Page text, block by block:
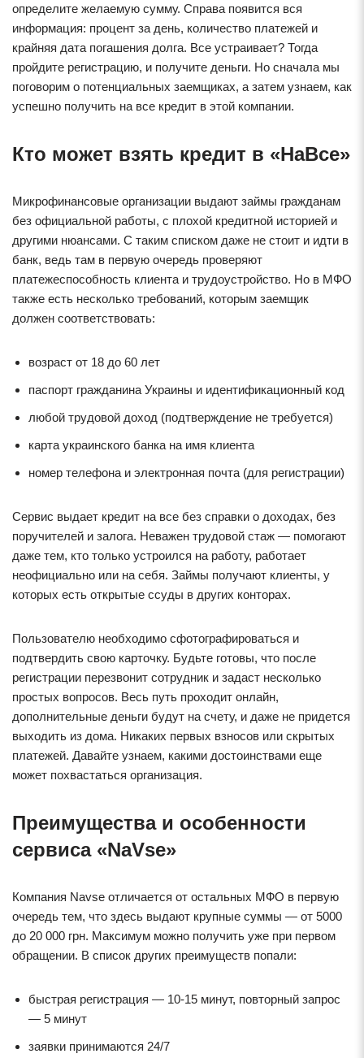
определите желаемую сумму. Справа появится вся
информация: процент за день, количество платежей и
крайняя дата погашения долга. Все устраивает? Тогда
пройдите регистрацию, и получите деньги. Но сначала мы
поговорим о потенциальных заемщиках, а затем узнаем, как
успешно получить на все кредит в этой компании.
Кто может взять кредит в «НаВсе»
Микрофинансовые организации выдают займы гражданам
без официальной работы, с плохой кредитной историей и
другими нюансами. С таким списком даже не стоит и идти в
банк, ведь там в первую очередь проверяют
платежеспособность клиента и трудоустройство. Но в МФО
также есть несколько требований, которым заемщик
должен соответствовать:
возраст от 18 до 60 лет
паспорт гражданина Украины и идентификационный код
любой трудовой доход (подтверждение не требуется)
карта украинского банка на имя клиента
номер телефона и электронная почта (для регистрации)
Сервис выдает кредит на все без справки о доходах, без
поручителей и залога. Неважен трудовой стаж — помогают
даже тем, кто только устроился на работу, работает
неофициально или на себя. Займы получают клиенты, у
которых есть открытые ссуды в других конторах.
Пользователю необходимо сфотографироваться и
подтвердить свою карточку. Будьте готовы, что после
регистрации перезвонит сотрудник и задаст несколько
простых вопросов. Весь путь проходит онлайн,
дополнительные деньги будут на счету, и даже не придется
выходить из дома. Никаких первых взносов или скрытых
платежей. Давайте узнаем, какими достоинствами еще
может похвастаться организация.
Преимущества и особенности
сервиса «NaVse»
Компания Navse отличается от остальных МФО в первую
очередь тем, что здесь выдают крупные суммы — от 5000
до 20 000 грн. Максимум можно получить уже при первом
обращении. В список других преимуществ попали:
быстрая регистрация — 10-15 минут, повторный запрос
— 5 минут
заявки принимаются 24/7